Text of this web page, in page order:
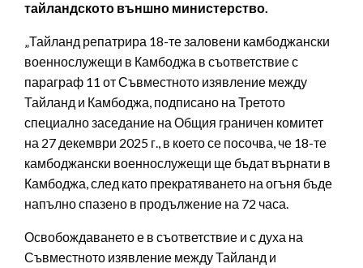
тайландското външно министерство.
„Тайланд репатрира 18-те заловени камбоджански
военнослужещи в Камбоджа в съответствие с
параграф 11 от Съвместното изявление между
Тайланд и Камбоджа, подписано на Третото
специално заседание на Общия граничен комитет
на 27 декември 2025 г., в което се посочва, че 18-те
камбоджански военнослужещи ще бъдат върнати в
Камбоджа, след като прекратяването на огъня бъде
напълно спазено в продължение на 72 часа.
Освобождаването е в съответствие и с духа на
Съвместното изявление между Тайланд и